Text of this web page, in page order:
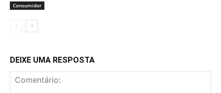
Consumidor
DEIXE UMA RESPOSTA